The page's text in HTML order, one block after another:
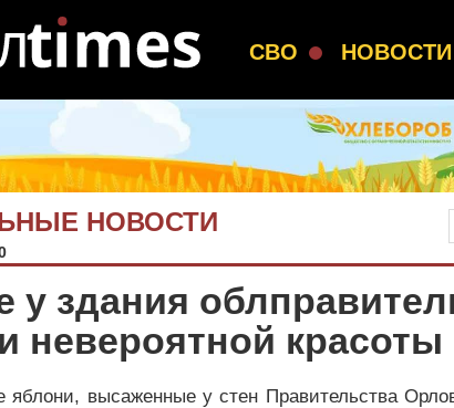
СВО НОВОСТИ
НОВОСТИ
у здания
невероятной красоты
яблони, высаженные у стен Правительства